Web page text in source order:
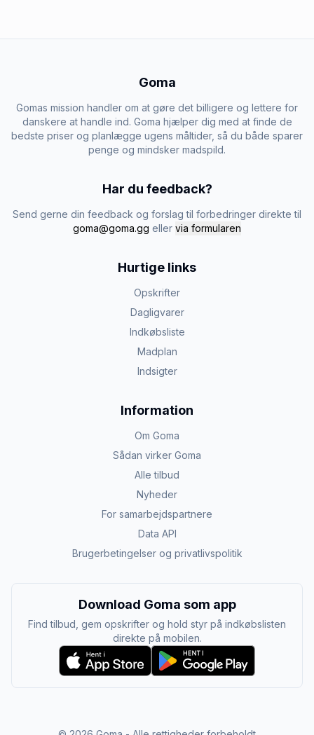
Goma
Gomas mission handler om at gøre det billigere og lettere for
danskere at handle ind. Goma hjælper dig med at finde de
bedste priser og planlægge ugens måltider, så du både sparer
penge og mindsker madspild.
Har du feedback?
Send gerne din feedback og forslag til forbedringer direkte til
goma@goma.gg eller via formularen
Hurtige links
Opskrifter
Dagligvarer
Indkøbsliste
Madplan
Indsigter
Information
Om Goma
Sådan virker Goma
Alle tilbud
Nyheder
For samarbejdspartnere
Data API
Brugerbetingelser og privatlivspolitik
Download Goma som app
Find tilbud, gem opskrifter og hold styr på indkøbslisten
direkte på mobilen.